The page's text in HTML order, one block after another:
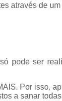
Exame
Exame
Exame
através de
pode ser
Por isso,
a sanar